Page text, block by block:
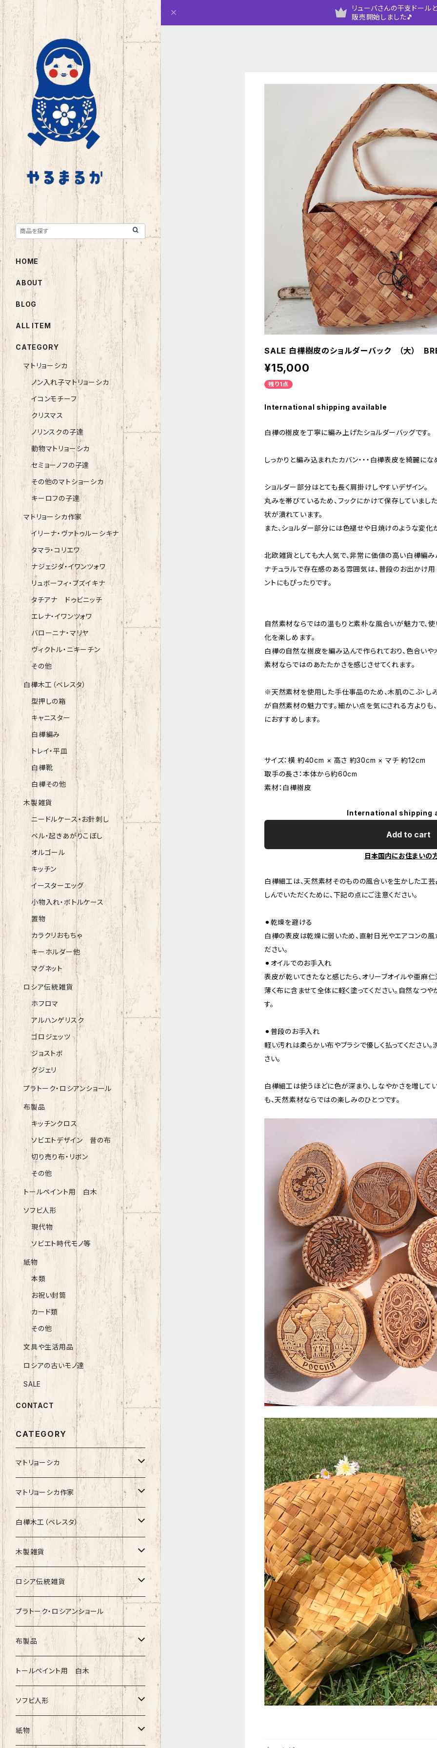
リューバさんの干支ドール
販売開始しました🎵
SALE 白樺樹皮のショルダーバック （大）
¥15,000
残り1点
International shipping available
白樺の樹皮を丁寧に編み上げたショルダーバッグです。
しっかりと編み込まれたカバン・・・白樺表皮を綺麗に
ショルダー部分はとても長く肩掛けしやすいデザイン。
丸みを帯びているため、フックにかけて保存していま
状が潰れています。
また、ショルダー部分には色褪せや日焼けのような変化
北欧雑貨としても大人気で、非常に価値の高い白樺編み
ナチュラルで存在感のある雰囲気は、普段のお出かけ用
ントにもぴったりです。
自然素材ならではの温もりと素朴な風合いが魅力で、
化を楽しめます。
白樺の自然な樹皮を編み込んで作られており、色合い
素材ならではのあたたかさを感じさせてくれます。
※天然素材を使用した手仕事品のため、木肌のこぶ・し
が自然素材の魅力です。細かい点を気にされる方よりも
におすすめします。
サイズ：横 約40cm × 高さ 約30cm × マチ 約12cm
取手の長さ：本体から約60cm
素材：白樺樹皮
International shipping
Add to cart
日本国内にお住まいの
白樺細工は、天然素材そのものの風合いを生かした工
しんでいただくために、下記の点にご注意ください。
⚫︎乾燥を避ける
白樺の表皮は乾燥に弱いため、直射日光やエアコンの
ださい。
⚫︎オイルでのお手入れ
表皮が乾いてきたなと感じたら、オリーブオイルや亜麻
薄く布に含ませて全体に軽く塗ってください。自然なつ
す。
⚫︎普段のお手入れ
軽い汚れは柔らかい布やブラシで優しく払ってください
さい。
白樺細工は使うほどに色が深まり、しなやかさを増して
も、天然素材ならではの楽しみのひとつです。
HOME
ABOUT
BLOG
ALL ITEM
CATEGORY
マトリョーシカ
ノン入れ子マトリョーシカ
イコンモチーフ
クリスマス
ノリンスクの子達
動物マトリョーシカ
セミョーノフの子達
その他のマトショーシカ
キーロフの子達
マトリョーシカ作家
イリーナ・ヴァトゥルーシキナ
タマラ・コリエワ
ナジェジダ・イワンツォワ
リュボーフィ・ブズイキナ
タチアナ ドゥビニッチ
エレナ・イワンツォワ
バローニナ・マリヤ
ヴィクトル・ニキーチン
その他
白樺木工（ベレスタ）
型押しの箱
キャニスター
白樺編み
トレイ・平皿
白樺靴
白樺その他
木製雑貨
ニードルケース・お針刺し
ベル・起きあがりこぼし
オルゴール
キッチン
イースターエッグ
小物入れ・ボトルケース
置物
カラクリおもちゃ
キーホルダー他
マグネット
ロシア伝統雑貨
ホフロマ
アルハンゲリスク
ゴロジェッツ
ジョストボ
グジェリ
プラトーク・ロシアンショール
布製品
キッチンクロス
ソビエトデザイン 昔の布
切り売り布・リボン
その他
トールペイント用 白木
ソフビ人形
現代物
ソビエト時代モノ等
紙物
本類
お祝い封筒
カード類
その他
文具や生活用品
ロシアの古いモノ達
SALE
CONTACT
CATEGORY
マトリョーシカ
ノン入れ子マトリョーシカ
イコンモチーフ
クリスマス
ノリンスクの子達
動物マトリョーシカ
セミョーノフの子達
その他のマトショーシカ
キーロフの子達
マトリョーシカ作家
イリーナ・ヴァトゥルーシキナ
タマラ・コリエワ
ナジェジダ・イワンツォワ
リュボーフィ・ブズイキナ
タチアナ ドゥビニッチ
エレナ・イワンツォワ
バローニナ・マリヤ
ヴィクトル・ニキーチン
白樺木工（ベレスタ）
型押しの箱
キャニスター
白樺編み
トレイ・平皿
白樺靴
白樺その他
木製雑貨
ニードルケース・お針刺し
ベル・起きあがりこぼし
オルゴール
キッチン
イースターエッグ
小物入れ・ボトルケース
ロシア伝統雑貨
ホフロマ
アルハンゲリスク
ゴロジェッツ
ジョストボ
グジェリ
プラトーク・ロシアンショール
布製品
キッチンクロス
ソビエトデザイン 昔の布
切り売り布・リボン
トールペイント用 白木
ソフビ人形
現代物
紙物